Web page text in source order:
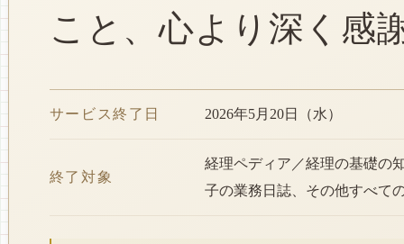
こと、心より深く感
サービス終了日 2026年5月20日（水）
終了対象
経理ペディア／経理の基礎の
子の業務日誌、その他すべて